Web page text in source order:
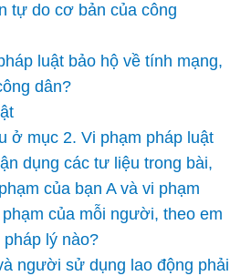
tự do cơ bản của công
luật bảo hộ về tính mạng,
dân?
ở mục 2. Vi phạm pháp luật
dụng các tư liệu trong bài,
của bạn A và vi phạm
của mỗi người, theo em
pháp lý nào?
người sử dụng lao động phải